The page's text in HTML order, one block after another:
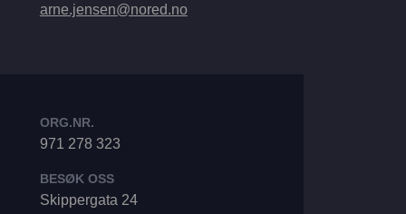
arne.jensen@nored.no
ORG.NR.
971 278 323
BESØK OSS
Skippergata 24